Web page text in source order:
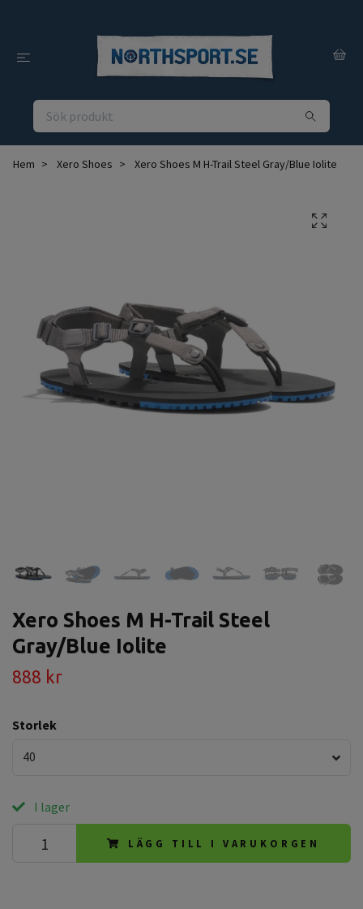
Hem Xero Shoes Xero Shoes M H-Trail Steel Gray/Blue Iolite
Xero Shoes M H-Trail Steel
Gray/Blue Iolite
888 kr
Storlek
40
I lager
LÄGG TILL I VARUKORGEN